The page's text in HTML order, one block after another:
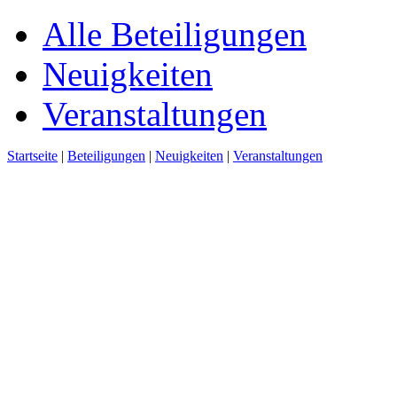
Alle Beteiligungen
Neuigkeiten
Veranstaltungen
Startseite | Beteiligungen | Neuigkeiten | Veranstaltungen